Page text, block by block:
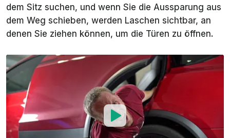
dem Sitz suchen, und wenn Sie die Aussparung aus
dem Weg schieben, werden Laschen sichtbar, an
denen Sie ziehen können, um die Türen zu öffnen.